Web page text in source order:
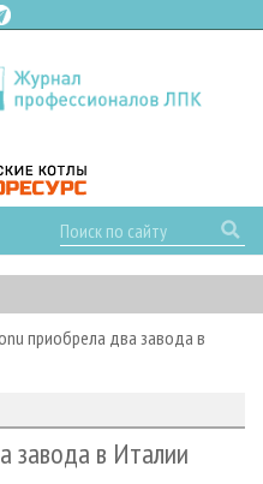
приобрела два завода в
завода в Италии